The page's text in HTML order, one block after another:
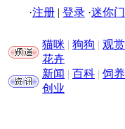
·注册 | 登录 ·迷你
猫咪 | 狗狗 | 观
花卉
新闻 | 百科 | 饲养
创业